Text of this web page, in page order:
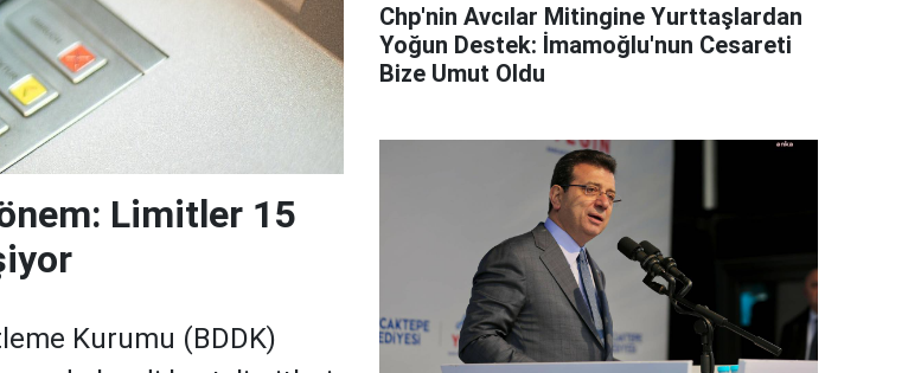
Limitler 15
Kurumu (BDDK)
Chp'nin Avcılar Mitingine Yurttaşlardan
Yoğun Destek: İmamoğlu'nun Cesareti
Bize Umut Oldu